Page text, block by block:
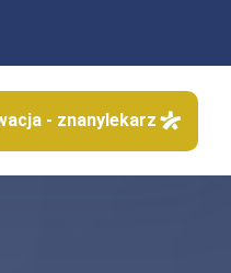
- znanylekarz